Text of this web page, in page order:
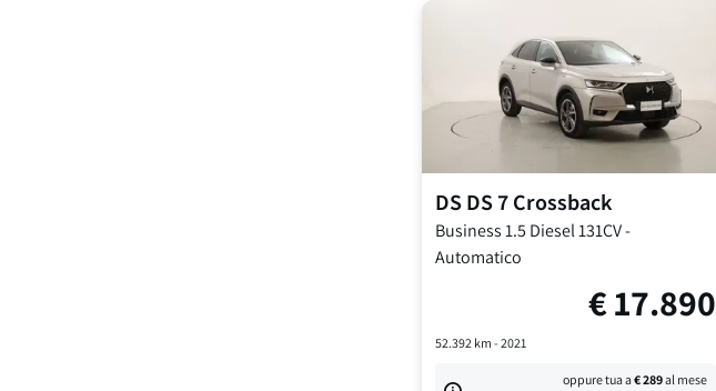
DS DS 7 Crossback
Business1.5 Diesel 131CV-
Automatico
€17.890
52.392km - 2021
oppure tua a€289al mese